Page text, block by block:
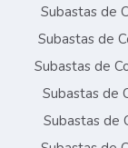
Subastas de
Subastas de
Subastas de
Subastas de
Subastas de